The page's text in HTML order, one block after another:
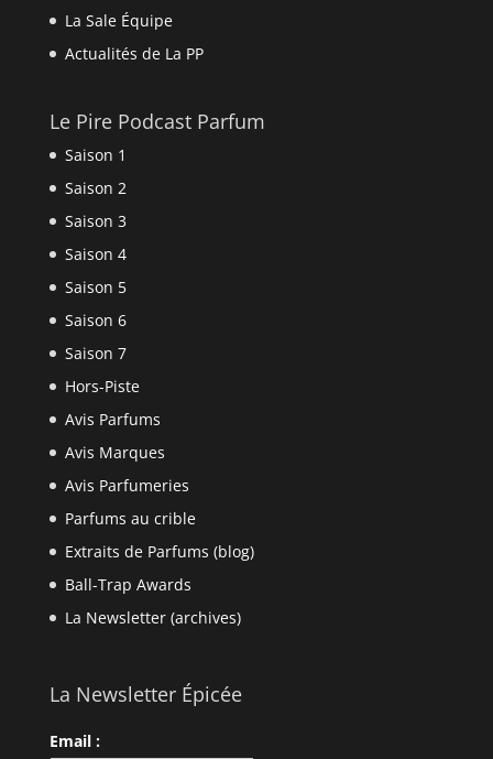
La Sale Équipe
Actualités de La PP
Le Pire Podcast Parfum
Saison 1
Saison 2
Saison 3
Saison 4
Saison 5
Saison 6
Saison 7
Hors-Piste
Avis Parfums
Avis Marques
Avis Parfumeries
Parfums au crible
Extraits de Parfums (blog)
Ball-Trap Awards
La Newsletter (archives)
La Newsletter Épicée
Email :